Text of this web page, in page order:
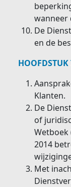
wanneer
De
en de
Klanten.
De
of
Wetboek
2014
Met